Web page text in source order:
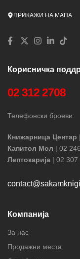
ПРИКАЖИ НА МАПА
Корисничка
02 312 2708
Телефонски броеви:
Книжарница Центар
Капитол Мол | 02
Лептокарија | 02 307
Компанија
За нас
Продажни места